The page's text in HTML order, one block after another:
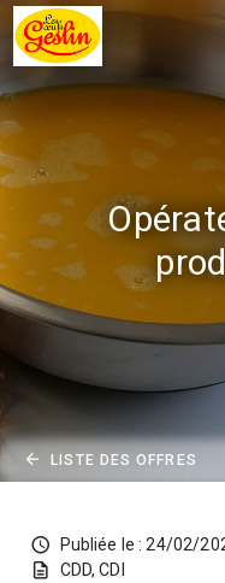
arrow_back LISTE DES OFFRES
schedule Publiée le : 24/02/
description CDD, CDI